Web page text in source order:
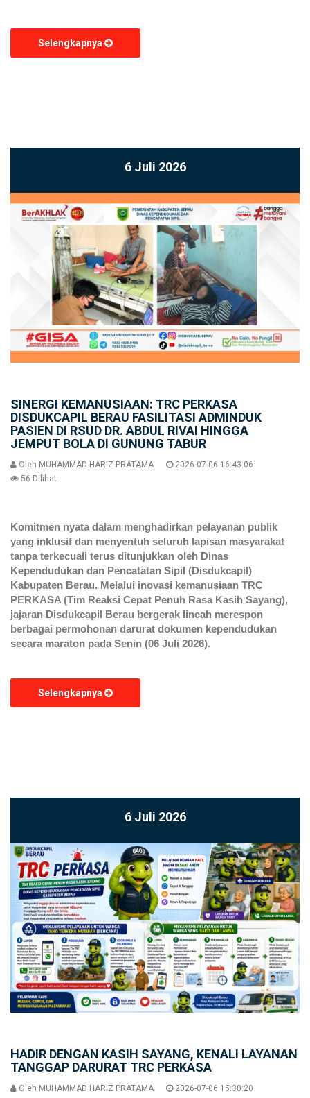
Selengkapnya
6 Juli 2026
SINERGI KEMANUSIAAN: TRC PERKASA
DISDUKCAPIL BERAU FASILITASI ADMINDUK
PASIEN DI RSUD DR. ABDUL RIVAI HINGGA
JEMPUT BOLA DI GUNUNG TABUR
Oleh MUHAMMAD HARIZ PRATAMA
2026-07-06 16:43:06
56 Dilihat
Komitmen nyata dalam menghadirkan pelayanan publik
yang inklusif dan menyentuh seluruh lapisan masyarakat
tanpa terkecuali terus ditunjukkan oleh Dinas
Kependudukan dan Pencatatan Sipil (Disdukcapil)
Kabupaten Berau. Melalui inovasi kemanusiaan TRC
PERKASA (Tim Reaksi Cepat Penuh Rasa Kasih Sayang),
jajaran Disdukcapil Berau bergerak lincah merespon
berbagai permohonan darurat dokumen kependudukan
secara maraton pada Senin (06 Juli 2026).
Selengkapnya
6 Juli 2026
HADIR DENGAN KASIH SAYANG, KENALI LAYANAN
TANGGAP DARURAT TRC PERKASA
Oleh MUHAMMAD HARIZ PRATAMA
2026-07-06 15:30:20